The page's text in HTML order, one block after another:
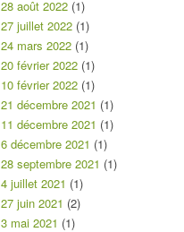
28 août 2022 (1)
27 juillet 2022 (1)
24 mars 2022 (1)
20 février 2022 (1)
10 février 2022 (1)
21 décembre 2021 (1)
11 décembre 2021 (1)
6 décembre 2021 (1)
28 septembre 2021 (1)
4 juillet 2021 (1)
27 juin 2021 (2)
3 mai 2021 (1)